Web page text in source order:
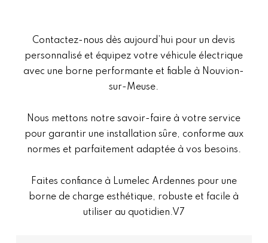
Contactez-nous dès aujourd’hui pour un devis
personnalisé et équipez votre véhicule électrique
avec une borne performante et fiable à Nouvion-
sur-Meuse.
Nous mettons notre savoir-faire à votre service
pour garantir une installation sûre, conforme aux
normes et parfaitement adaptée à vos besoins.
Faites confiance à Lumelec Ardennes pour une
borne de charge esthétique, robuste et facile à
utiliser au quotidien.V7